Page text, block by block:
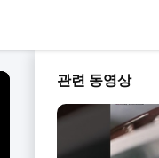
관련 동영상